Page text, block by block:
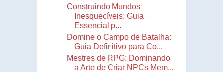
Construindo Mundos
Inesquecíveis: Guia
Essencial p...
Domine o Campo de Batalha:
Guia Definitivo para Co...
Mestres de RPG: Dominando
a Arte de Criar NPCs Mem...